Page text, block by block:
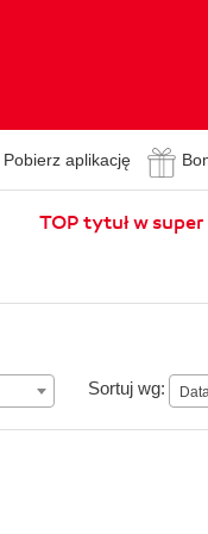
Pobierz aplikację
TOP tytuł w
Sortuj wg: Data